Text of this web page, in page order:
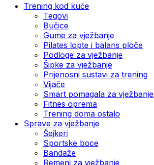
Trening kod kuće
Tegovi
Bučice
Gume za vježbanje
Pilates lopte i balans ploče
Podloge za vježbanje
Šipke za vježbanje
Prijenosni sustavi za trening
Vijače
Smart pomagala za vježbanje
Fitnes oprema
Trening doma ostalo
Sprave za vježbanje
Šejkeri
Sportske boce
Bandaže
Remeni za vježbanje